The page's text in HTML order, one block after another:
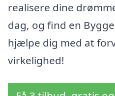
realisere dine
dag, og find en
hjælpe dig med at
virkelighed!